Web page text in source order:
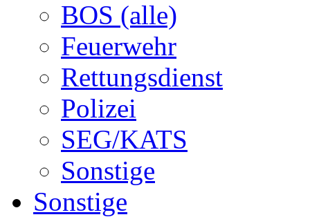
BOS (alle)
Feuerwehr
Rettungsdienst
Polizei
SEG/KATS
Sonstige
Sonstige